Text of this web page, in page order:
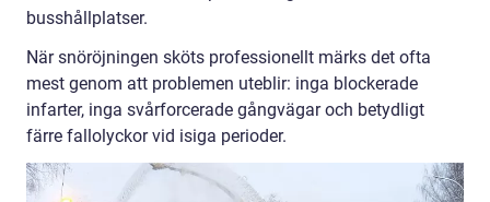
busshållplatser.
När snöröjningen sköts professionellt märks det ofta
mest genom att problemen uteblir: inga blockerade
infarter, inga svårforcerade gångvägar och betydligt
färre fallolyckor vid isiga perioder.